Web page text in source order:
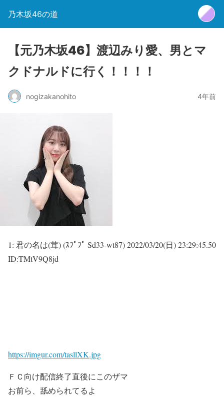
乃木坂46の道
【元乃木坂46】渡辺みり愛、男とマ
クドナルドに行く！！！！
nogizakanohito 4年前
1: 君の名は(茸) (ｽﾌﾟﾌﾟ Sd33-wt87)2022/03/20(日) 23:29:45.50
ID:TMtV9Q8jd
https://imgur.com/tasllXK.jpg
ＦＣ向け配信終了直後にこのザマ
お前ら、舐められてるよ